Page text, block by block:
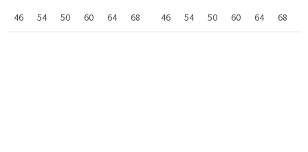
na zip, jednoduché boční
kapsy,...
46 54 50 60 64 68 58 48 52 56 66 62
na zip, jednoduché boční
kapsy,...
46 54 50 60 64 68